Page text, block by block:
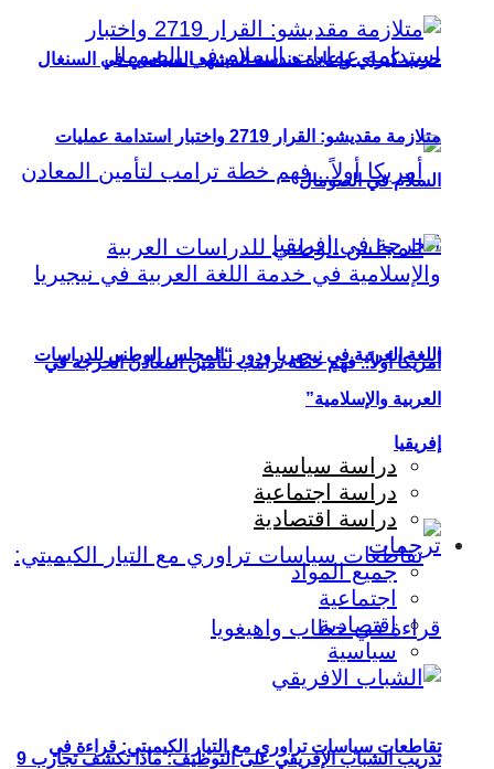
حزب كيراي وإعادة هندسة المشهد السياسي في السنغال
أمريكا أولاً.. فهم خطة ترامب لتأمين المعادن الحرجة في
إفريقيا
تقاطعات سياسات تراوري مع التيار الكيميتي: قراءة في
متلازمة مقديشو: القرار 2719 واختبار استدامة عمليات
السلام في الصومال
اللغة العربية في نيجيريا ودور “المجلس الوطني للدراسات
العربية والإسلامية”
دراسة سياسية
دراسة اجتماعية
دراسة اقتصادية
ترجمات
جميع المواد
اجتماعية
اقتصادية
سياسية
تدريب الشباب الإفريقي على التوظيف: ماذا تكشف تجارب 9